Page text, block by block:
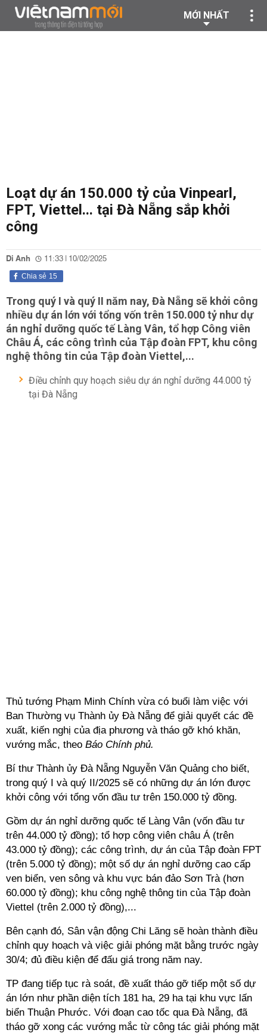
MỚI NHẤT
Loạt dự án 150.000 tỷ của Vinpearl,
FPT, Viettel... tại Đà Nẵng sắp khởi
công
Di Anh 11:33 | 10/02/2025
15
Chia sẻ
Trong quý I và quý II năm nay, Đà Nẵng sẽ khởi công
nhiều dự án lớn với tổng vốn trên 150.000 tỷ như dự
án nghỉ dưỡng quốc tế Làng Vân, tổ hợp Công viên
Châu Á, các công trình của Tập đoàn FPT, khu công
nghệ thông tin của Tập đoàn Viettel,...
Điều chỉnh quy hoạch siêu dự án nghỉ dưỡng 44.000 tỷ
tại Đà Nẵng
Thủ tướng Phạm Minh Chính vừa có buổi làm việc với
Ban Thường vụ Thành ủy Đà Nẵng để giải quyết các đề
xuất, kiến nghị của địa phương và tháo gỡ khó khăn,
vướng mắc, theo Báo Chính phủ.
Bí thư Thành ủy Đà Nẵng Nguyễn Văn Quảng cho biết,
trong quý I và quý II/2025 sẽ có những dự án lớn được
khởi công với tổng vốn đầu tư trên 150.000 tỷ đồng.
Gồm dự án nghỉ dưỡng quốc tế Làng Vân (vốn đầu tư
trên 44.000 tỷ đồng); tổ hợp công viên châu Á (trên
43.000 tỷ đồng); các công trình, dự án của Tập đoàn FPT
(trên 5.000 tỷ đồng); một số dự án nghỉ dưỡng cao cấp
ven biển, ven sông và khu vực bán đảo Sơn Trà (hơn
60.000 tỷ đồng); khu công nghệ thông tin của Tập đoàn
Viettel (trên 2.000 tỷ đồng),...
Bên cạnh đó, Sân vận động Chi Lăng sẽ hoàn thành điều
chỉnh quy hoạch và việc giải phóng mặt bằng trước ngày
30/4; đủ điều kiện để đấu giá trong năm nay.
TP đang tiếp tục rà soát, đề xuất tháo gỡ tiếp một số dự
án lớn như phần diện tích 181 ha, 29 ha tại khu vực lấn
biển Thuận Phước. Với đoạn cao tốc qua Đà Nẵng, đã
tháo gỡ xong các vướng mắc từ công tác giải phóng mặt